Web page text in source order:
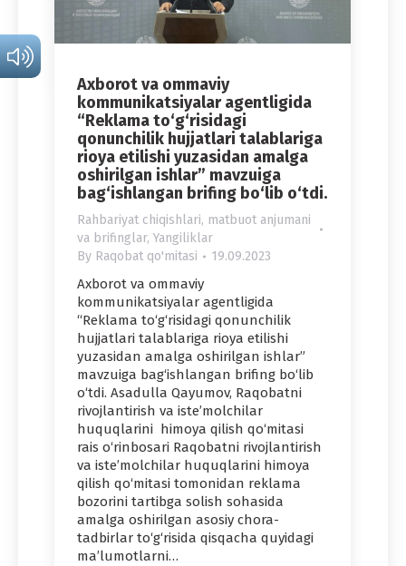
Axborot va ommaviy
kommunikatsiyalar agentligida
“Reklama to‘g‘risidagi
qonunchilik hujjatlari talablariga
rioya etilishi yuzasidan amalga
oshirilgan ishlar” mavzuiga
bag‘ishlangan brifing bo‘lib o‘tdi.
Rahbariyat chiqishlari, matbuot anjumani
va brifinglar, Yangiliklar
By Raqobat qo'mitasi 19.09.2023
Axborot va ommaviy
kommunikatsiyalar agentligida
“Reklama to‘g‘risidagi qonunchilik
hujjatlari talablariga rioya etilishi
yuzasidan amalga oshirilgan ishlar”
mavzuiga bag‘ishlangan brifing bo‘lib
o‘tdi. Asadulla Qayumov, Raqobatni
rivojlantirish va iste’molchilar
huquqlarini himoya qilish qo‘mitasi
rais o‘rinbosari Raqobatni rivojlantirish
va iste’molchilar huquqlarini himoya
qilish qo‘mitasi tomonidan reklama
bozorini tartibga solish sohasida
amalga oshirilgan asosiy chora-
tadbirlar to‘g‘risida qisqacha quyidagi
ma’lumotlarni…